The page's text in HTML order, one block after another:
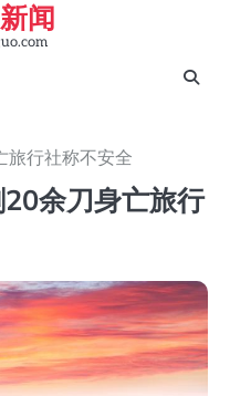
闻
旅行社称不安全
余刀身亡旅行